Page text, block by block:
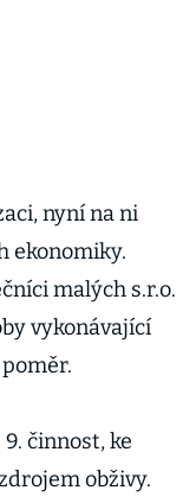
nyní na ni
ekonomiky.
malých s.r.o.
vykonávající
činnost, ke
obživy.